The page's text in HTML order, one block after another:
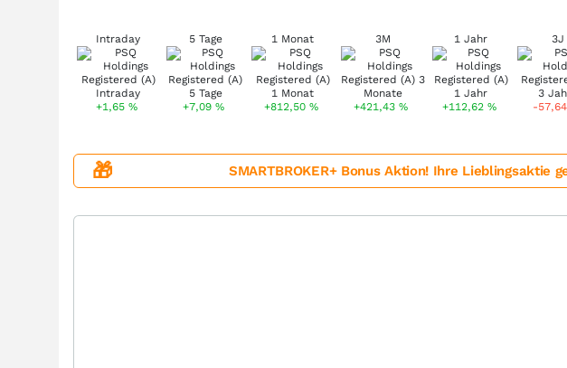
Intraday
+1,65 %
5 Tage
+7,09%
1 Monat
+812,50 %
3M
+421,43%
1 Jahr
+112,62 %
3J
-57,64
🎁 SMARTBROKER+ Bonus Aktion! Ihre Lieblingsaktie